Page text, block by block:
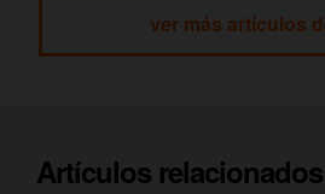
ver más artículos
Artículos relacionados